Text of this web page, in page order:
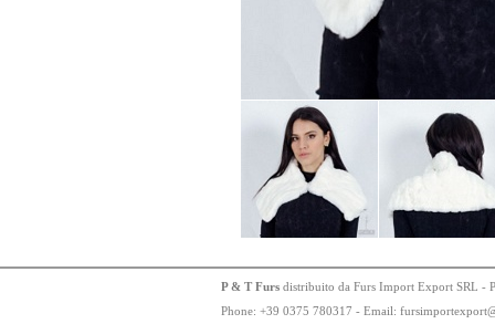
P & T Furs distribuito da Furs Import Export SRL -
Phone: +39 0375 780317 - Email: fursimportexport